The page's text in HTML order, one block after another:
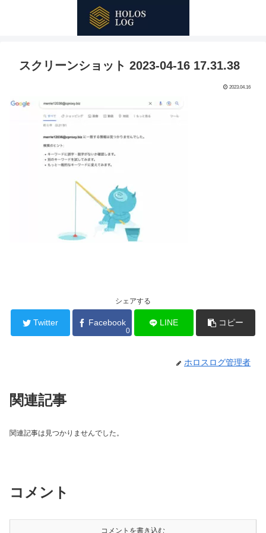
スクリーンショット 2023-04-16 17.31.38
2023.04.16
シェアする
Twitter Facebook
0
LINE コピー
ホロスログ管理者
関連記事
関連記事は見つかりませんでした。
コメント
コメントを書き込む